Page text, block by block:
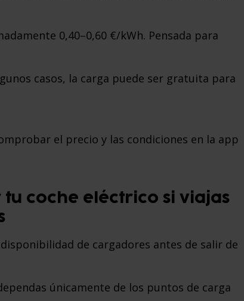
0,40–0,60 €/kWh. Pensada para
casos, la carga puede ser gratuita para
el precio y las condiciones en la app
coche eléctrico si viajas
de cargadores antes de salir de
únicamente de los puntos de carga